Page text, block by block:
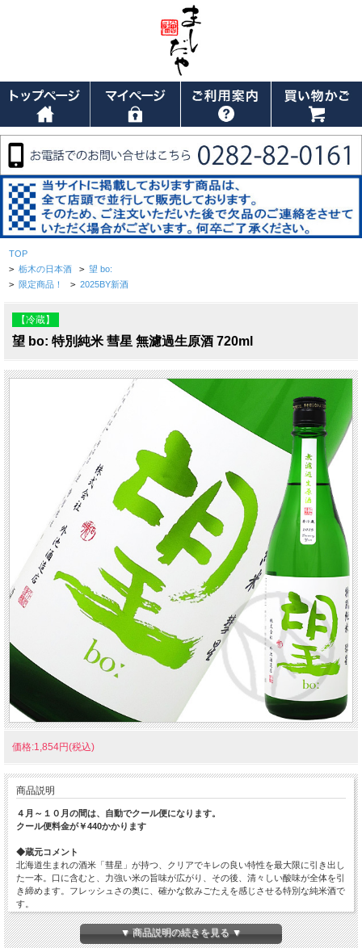
TOP
> 栃木の日本酒 > 望 bo:
> 限定商品！ > 2025BY新酒
【冷蔵】
望 bo: 特別純米 彗星 無濾過生原酒 720ml
価格:1,854円(税込)
商品説明
４月～１０月の間は、自動でクール便になります。
クール便料金が￥440かかります
◆蔵元コメント
北海道生まれの酒米「彗星」が持つ、クリアでキレの良い特性を最大限に引き出し
た一本。口に含むと、力強い米の旨味が広がり、その後、清々しい酸味が全体を引
き締めます。フレッシュさの奥に、確かな飲みごたえを感じさせる特別な純米酒で
す。
冷やして飲めば生原酒らしい微発泡感と、繰り上げシャープなキレが際立ちます。
爽快なのど腰を楽しみたいときに最適です。
▼ 商品説明の続きを見る ▼